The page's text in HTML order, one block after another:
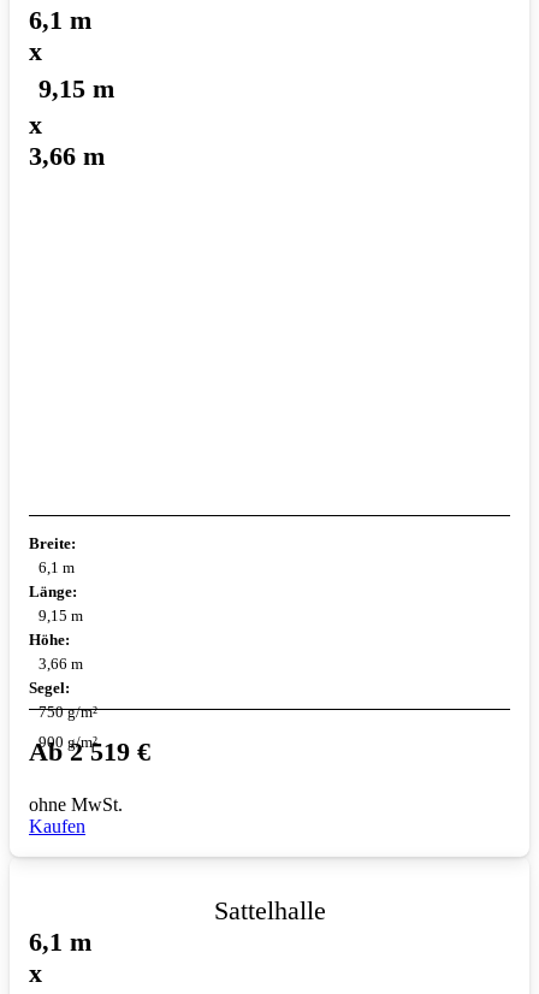
6,1 m
x
9,15 m
x
3,66 m
Breite:
6,1 m
Länge:
9,15 m
Höhe:
3,66 m
Segel:
750 g/m²
900 g/m²
Ab2 519 €
ohne MwSt.
Kaufen
Sattelhalle
6,1 m
x